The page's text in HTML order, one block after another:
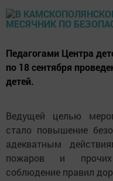
Педагогами Центра
по 18 сентября
детей.
Ведущей целью
стало повышение
адекватным
пожаров и прочих
соблюдение правил